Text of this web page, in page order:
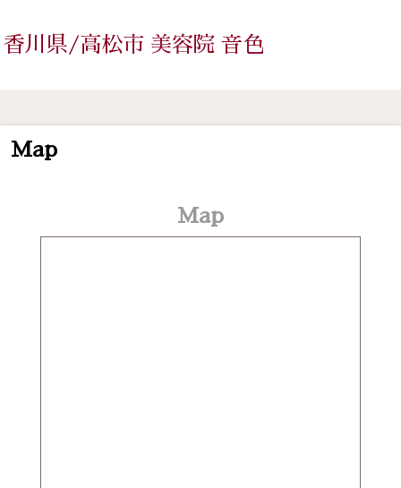
香川県/高松市 美容院 音色
Map
Map